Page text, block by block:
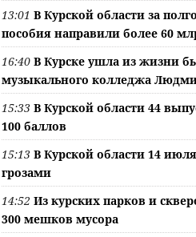
13:01 В Курской области за
пособия направили более 60
16:40 В Курске ушла из жизни
музыкального колледжа
15:33 В Курской области 44
100 баллов
15:13 В Курской области 14
грозами
14:52 Из курских парков и
300 мешков мусора